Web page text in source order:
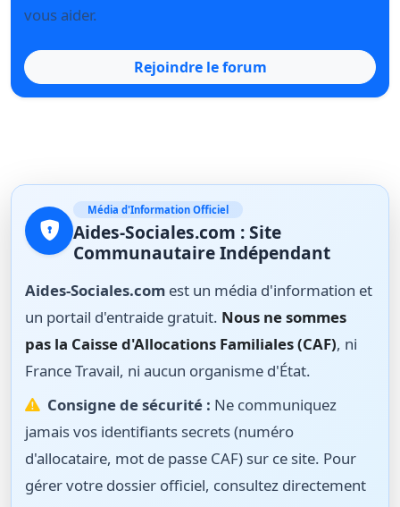
vous aider.
Rejoindre le forum
Média d'Information Officiel
Aides-Sociales.com : Site
Communautaire Indépendant
Aides-Sociales.com est un média d'information et
un portail d'entraide gratuit. Nous ne sommes
pas la Caisse d'Allocations Familiales (CAF), ni
France Travail, ni aucun organisme d'État.
Consigne de sécurité : Ne communiquez
jamais vos identifiants secrets (numéro
d'allocataire, mot de passe CAF) sur ce site. Pour
gérer votre dossier officiel, consultez directement